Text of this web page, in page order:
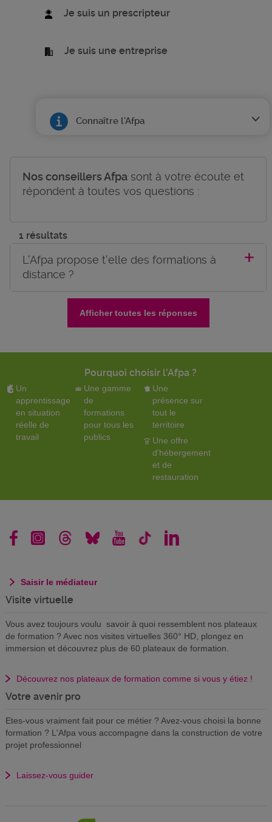
Je suis un prescripteur
Je suis une entreprise
Connaître l'Afpa
Nos conseillers Afpasont à votre écoute et
répondent à toutes vos questions :
1 résultats
L'Afpa propose t'elle des formations à
distance ?
Afficher toutes les réponses
Pourquoi choisir l'Afpa ?
Un
apprentissage
en situation
réelle de
travail
Une gamme
de
formations
pour tous les
publics
Une
présence sur
tout le
territoire
Une offre
d'hébergement
et de
restauration
Saisir le médiateur
Visite virtuelle
Vous avez toujours voulu savoir à quoi ressemblent nos plateaux
de formation ? Avec nos visites virtuelles 360° HD, plongez en
immersion et découvrez plus de 60 plateaux de formation.
Découvrez nos plateaux de formation comme si vous y étiez !
Votre avenir pro
Etes-vous vraiment fait pour ce métier ? Avez-vous choisi la bonne
formation ? L'Afpa vous accompagne dans la construction de votre
projet professionnel
Laissez-vous guider